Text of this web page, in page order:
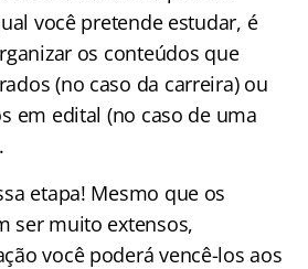
você pretende estudar, é
os conteúdos que
(no caso da carreira) ou
em edital (no caso de uma
etapa! Mesmo que os
ser muito extensos,
você poderá vencê-los aos